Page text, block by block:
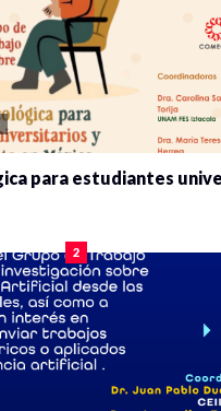
para estudiantes
2